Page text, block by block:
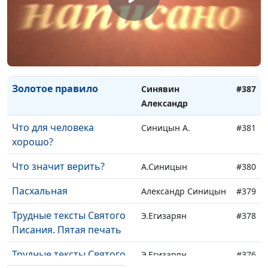
Каков Бог? Синявин А. #390
услышу тебя
Золотое правило
Синявин
Александр
#387
Что для человека
хорошо?
Синицын А. #381
Что значит верить? А.Синицын #380
Пасхальная Александр Синицын #379
Трудные тексты Святого
Писания. Пятая печать
Э.Егизарян #378
Трудные тексты Святого
Э.Егизарян #376